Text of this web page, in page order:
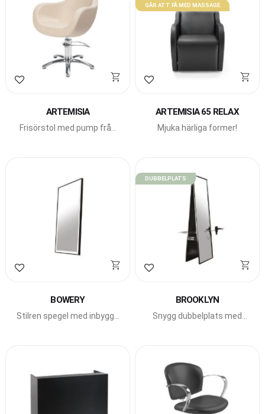
Lägg till i favoriter
ARTEMISIA
Frisörstol med pump från
Lägg till i favoriter
ARTEMISIA 65 RELAX
Mjuka härliga former!
GÅR ATT FÅ MED MASSAGE
Lägg till i favoriter
BOWERY
Stilren spegel med inbyggd
Lägg till i favoriter
BROOKLYN
Snygg dubbelplats med
DUBBELPLATS